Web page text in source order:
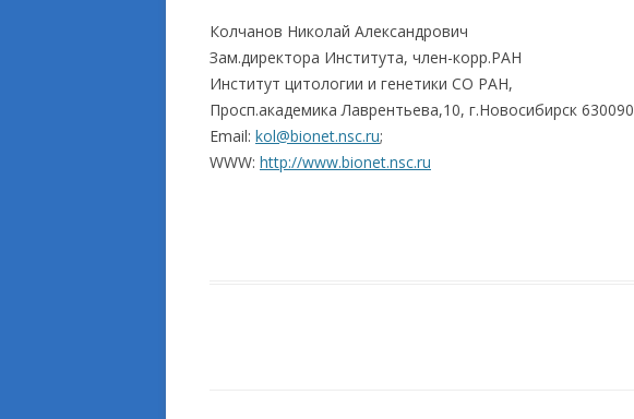
Колчанов Николай Александрович
Зам.директора Института, член-корр.РАН
Институт цитологии и генетики СО РАН,
Просп.академика Лаврентьева,10, г.Новосибирск 630090
Email: kol@bionet.nsc.ru;
WWW: http://www.bionet.nsc.ru